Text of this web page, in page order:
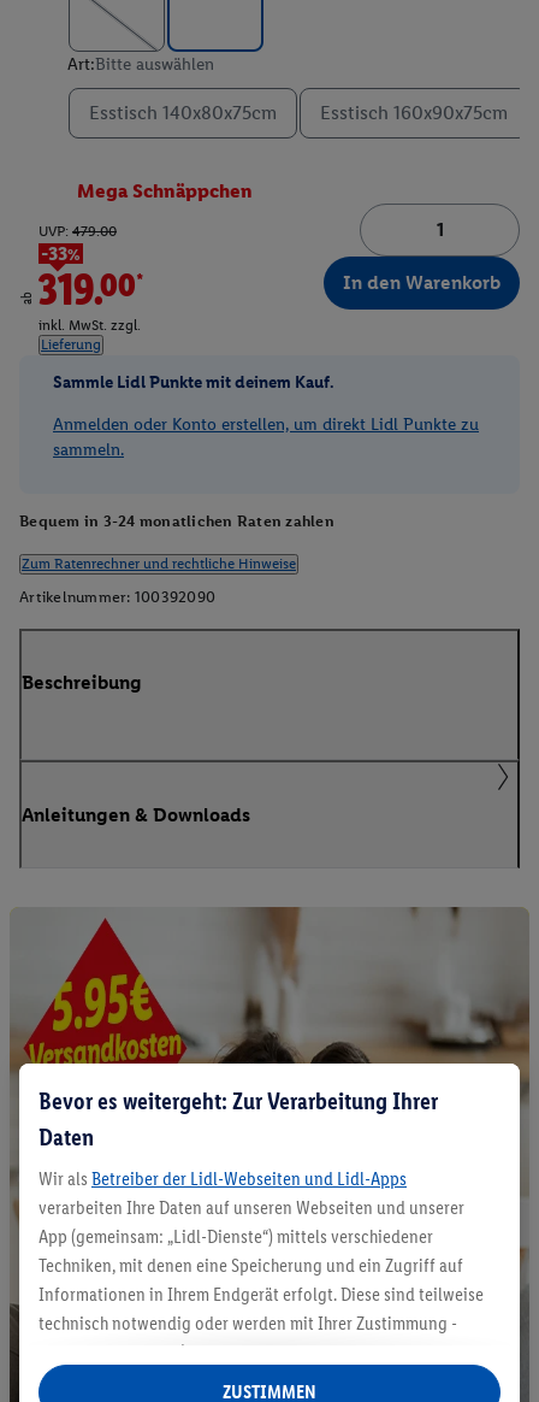
Art:Bitte auswählen
Esstisch 140x80x75cm Esstisch 160x90x75cm
Mega Schnäppchen
ab
UVP: 479.00
-33%
319.00*
inkl. MwSt. zzgl.
Lieferung
In den Warenkorb
Sammle Lidl Punkte mit deinem Kauf.
Anmelden oder Konto erstellen, um direkt Lidl Punkte zu
sammeln.
Bequem in 3-24 monatlichen Raten zahlen
Zum Ratenrechner und rechtliche Hinweise
Artikelnummer: 100392090
Beschreibung
Anleitungen & Downloads
Bevor es weitergeht: Zur Verarbeitung Ihrer
Daten
Wir als Betreiber der Lidl-Webseiten und Lidl-Apps
verarbeiten Ihre Daten auf unseren Webseiten und unserer
App (gemeinsam: „Lidl-Dienste“) mittels verschiedener
Techniken, mit denen eine Speicherung und ein Zugriff auf
Informationen in Ihrem Endgerät erfolgt. Diese sind teilweise
technisch notwendig oder werden mit Ihrer Zustimmung -
auch durch Partner (u.a.
Verantwortliche; im Zusammenhang mit dem IAB TCF
ZUSTIMMEN